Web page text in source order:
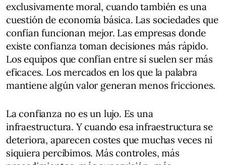
exclusivamente moral, cuando también es una
cuestión de economía básica. Las sociedades que
confían funcionan mejor. Las empresas donde
existe confianza toman decisiones más rápido.
Los equipos que confían entre sí suelen ser más
eficaces. Los mercados en los que la palabra
mantiene algún valor generan menos fricciones.
La confianza no es un lujo. Es una
infraestructura. Y cuando esa infraestructura se
deteriora, aparecen costes que muchas veces ni
siquiera percibimos. Más controles, más